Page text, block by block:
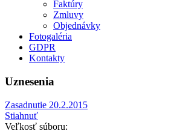
Faktúry
Zmluvy
Objednávky
Fotogaléria
GDPR
Kontakty
Uznesenia
Zasadnutie 20.2.2015
Stiahnuť
Veľkosť súboru: